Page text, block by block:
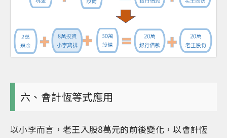
六、會計恆等式應用
以小李而言，老王入股8萬元的前後變化，以會計恆